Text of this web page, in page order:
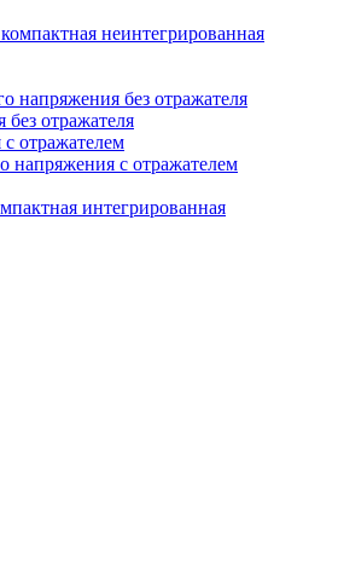
неинтегрированная
напряжения без отражателя
без отражателя
с отражателем
напряжения с отражателем
интегрированная